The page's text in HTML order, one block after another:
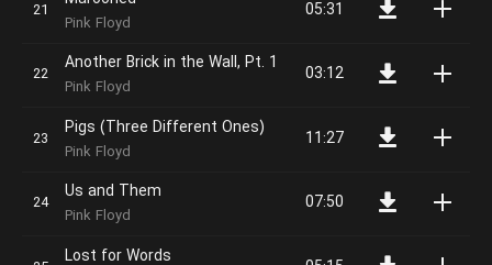
Pink Floyd
05:31
Another Brick in the Wall, Pt. 1
Pink Floyd
03:12
Pigs (Three Different Ones)
Pink Floyd
11:27
Us and Them
Pink Floyd
07:50
Lost for Words